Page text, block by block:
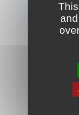
J'ai pris
Je